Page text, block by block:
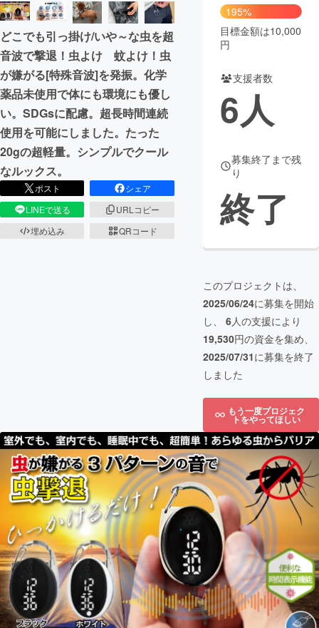
まちづくり・地域活性化
CAMPFIRE for Social Good
CAMPFIRE Creation
CAMPFIREふるさと納税machi-ya コミュニティ
どこでも引っ掛け/いや～な虫を超
音波で撃退！虫よけ 蚊よけ！虫
が嫌がる[特殊音波]を発振。化学
薬品未使用で体にも環境にも優し
い。SDGsに配慮。超長時間連続
使用を可能にしました。たった
20gの超軽量。シンプルでクール
なルックス。
ポスト
シェア
LINEで送る
URLコピー
埋め込み
QRコード
195%
目標金額は10,000
円
支援者数
6人
募集終了まで残
り
終了
このプロジェクトは、
2025/06/24に募集を開始
し、 6人の支援により
19,530円の資金を集め、
2025/07/31に募集を終了
しました
もう一度プロジェク
トをやってほしい